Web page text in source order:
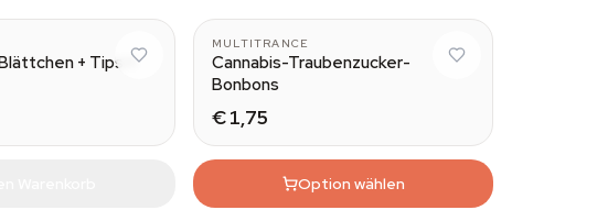
+ Tips +
MULTITRANCE
Cannabis-Traubenzucker-
Bonbons
€ 1,75
Option wählen